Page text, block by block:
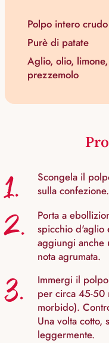
Polpo intero
Purè di patate
Aglio, olio,
prezzemolo
1.
Scongela il
sulla confezione.
2.
Porta a
spicchio d'aglio
aggiungi anche
nota agrumata.
3.
Immergi il
per circa 45-50
morbido).
Una volta cotto,
leggermente.